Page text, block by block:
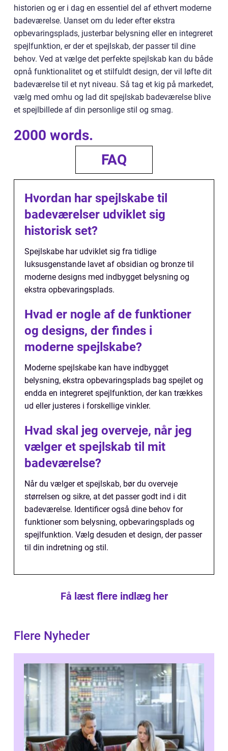
historien og er i dag en essentiel del af ethvert moderne
badeværelse. Uanset om du leder efter ekstra
opbevaringsplads, justerbar belysning eller en integreret
spejlfunktion, er der et spejlskab, der passer til dine
behov. Ved at vælge det perfekte spejlskab kan du både
opnå funktionalitet og et stilfuldt design, der vil løfte dit
badeværelse til et nyt niveau. Så tag et kig på markedet,
vælg med omhu og lad dit spejlskab badeværelse blive
et spejlbillede af din personlige stil og smag.
2000 words.
FAQ
Hvordan har spejlskabe til
badeværelser udviklet sig
historisk set?
Spejlskabe har udviklet sig fra tidlige
luksusgenstande lavet af obsidian og bronze til
moderne designs med indbygget belysning og
ekstra opbevaringsplads.
Hvad er nogle af de funktioner
og designs, der findes i
moderne spejlskabe?
Moderne spejlskabe kan have indbygget
belysning, ekstra opbevaringsplads bag spejlet og
endda en integreret spejlfunktion, der kan trækkes
ud eller justeres i forskellige vinkler.
Hvad skal jeg overveje, når jeg
vælger et spejlskab til mit
badeværelse?
Når du vælger et spejlskab, bør du overveje
størrelsen og sikre, at det passer godt ind i dit
badeværelse. Identificer også dine behov for
funktioner som belysning, opbevaringsplads og
spejlfunktion. Vælg desuden et design, der passer
til din indretning og stil.
Få læst flere indlæg her
Flere Nyheder